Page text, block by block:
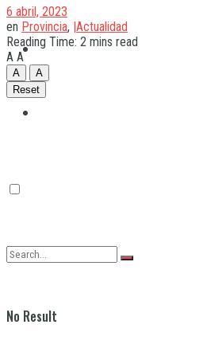
Quilmes
No Result
6 abril, 2023
en Provincia, |Actualidad
Reading Time: 2 mins read
A A
A
A
Reset